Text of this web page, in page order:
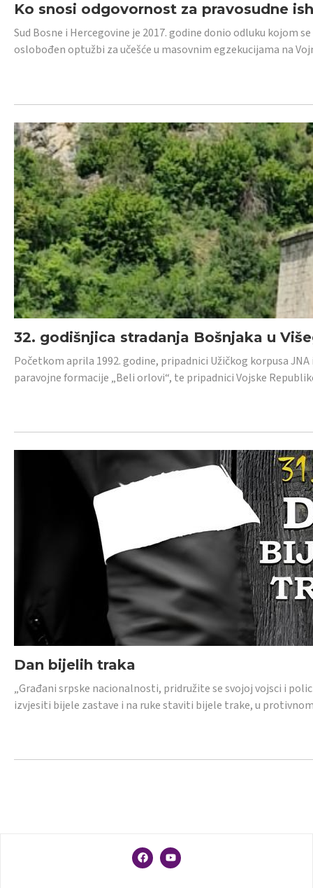
Ko snosi odgovornost za pravosudne
Sud Bosne i Hercegovine je 2017. godine donio odluku kojom
oslobođen optužbi za učešće u masovnim egzekucijama na
32. godišnjica stradanja Bošnjaka u
Početkom aprila 1992. godine, pripadnici Užičkog korpusa
paravojne formacije „Beli orlovi“, te pripadnici Vojske
Dan bijelih traka
„Građani srpske nacionalnosti, pridružite se svojoj vojsci i
izvjesiti bijele zastave i na ruke staviti bijele trake, u